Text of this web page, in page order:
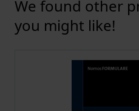
Press to skip carousel
We found other
you might like!